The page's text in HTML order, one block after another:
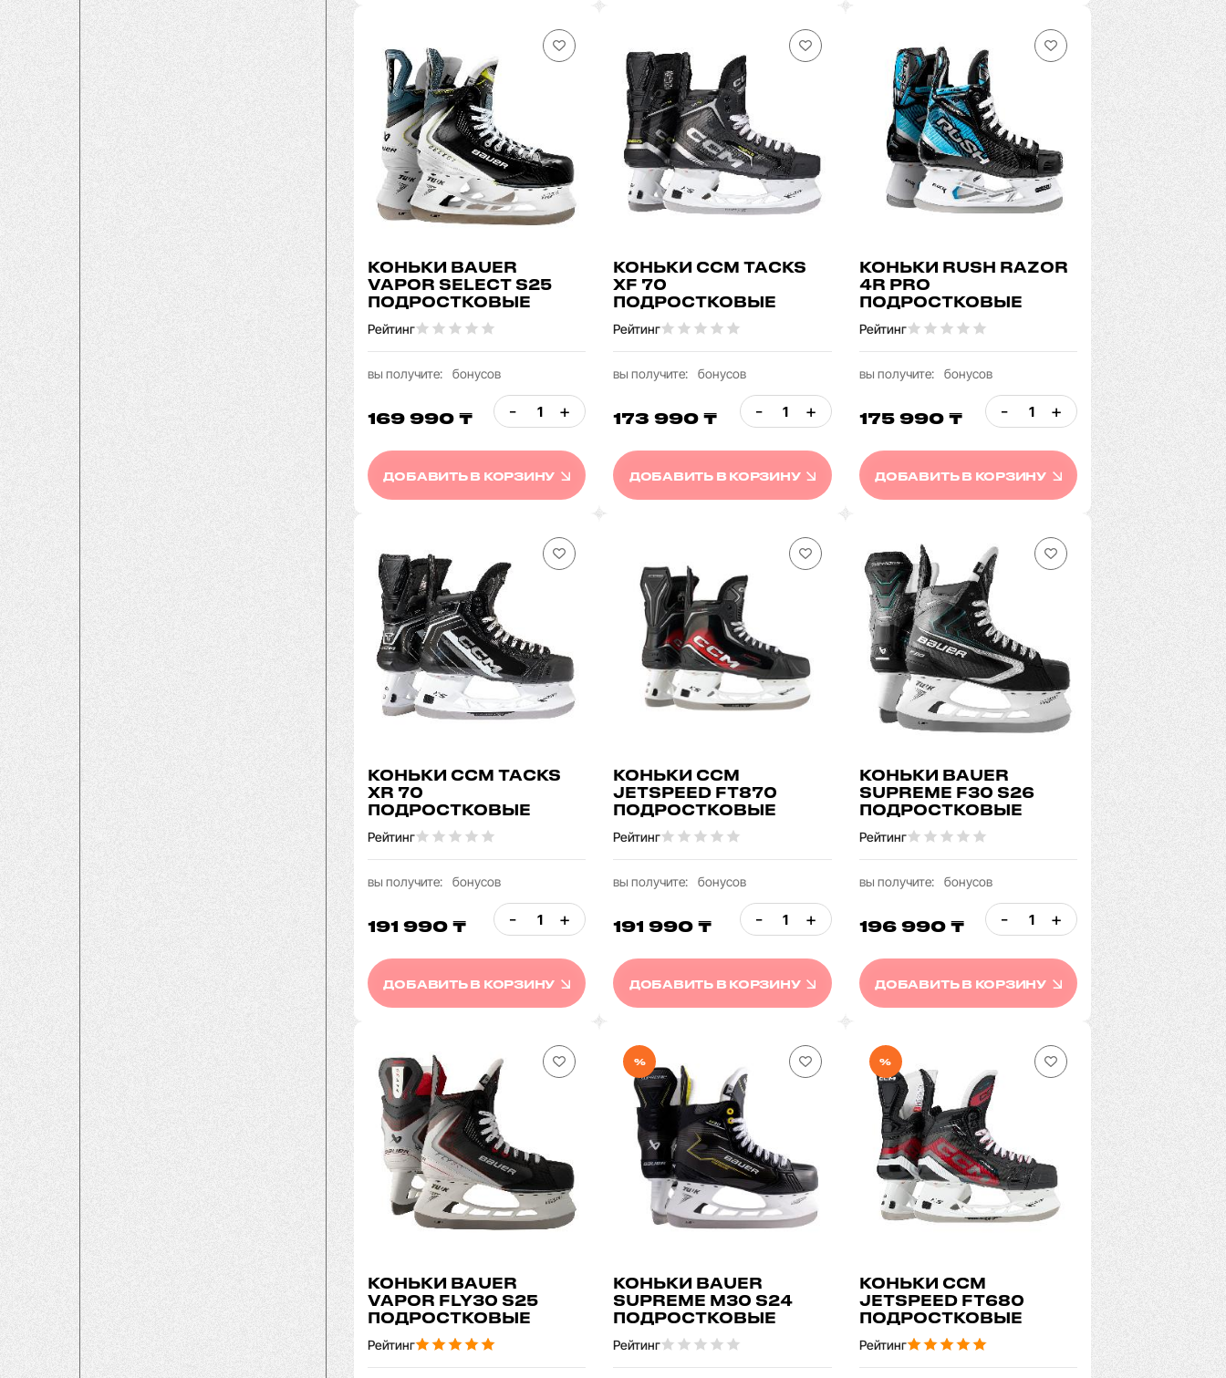
КОНЬКИ BAUER
VAPOR SELECT S25
ПОДРОСТКОВЫЕ
Рейтинг
вы получите: бонусов
169 990 ₸ - +
ДОБАВИТЬ В КОРЗИНУ
КОНЬКИ CCM TACKS
XF 70
ПОДРОСТКОВЫЕ
Рейтинг
вы получите: бонусов
173 990 ₸ - +
ДОБАВИТЬ В КОРЗИНУ
КОНЬКИ RUSH RAZOR
4R PRO
ПОДРОСТКОВЫЕ
Рейтинг
вы получите: бонусов
175 990 ₸ - +
ДОБАВИТЬ В КОРЗИНУ
КОНЬКИ CCM TACKS
XR 70
ПОДРОСТКОВЫЕ
Рейтинг
вы получите: бонусов
191 990 ₸ - +
ДОБАВИТЬ В КОРЗИНУ
КОНЬКИ CCM
JETSPEED FT870
ПОДРОСТКОВЫЕ
Рейтинг
вы получите: бонусов
191 990 ₸ - +
ДОБАВИТЬ В КОРЗИНУ
КОНЬКИ BAUER
SUPREME F30 S26
ПОДРОСТКОВЫЕ
Рейтинг
вы получите: бонусов
196 990 ₸ - +
ДОБАВИТЬ В КОРЗИНУ
КОНЬКИ BAUER
VAPOR FLY30 S25
ПОДРОСТКОВЫЕ
Рейтинг
%
КОНЬКИ BAUER
SUPREME M30 S24
ПОДРОСТКОВЫЕ
Рейтинг
%
КОНЬКИ CCM
JETSPEED FT680
ПОДРОСТКОВЫЕ
Рейтинг